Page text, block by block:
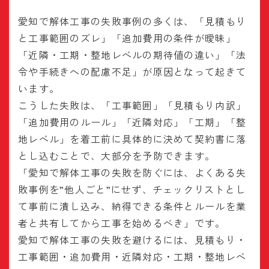
愛知で解体工事の失敗事例の多くは、「見積もり
と工事範囲のズレ」「追加費用の条件が曖昧」
「近隣・工期・整地レベルの期待値の違い」「法
令や手続きへの配慮不足」が原因となって起きて
います。
こうした失敗は、「工事範囲」「見積もり内訳」
「追加費用のルール」「近隣対応」「工期」「整
地レベル」を着工前に具体的に決めて契約書に落
とし込むことで、大部分を予防できます。
「愛知で解体工事の失敗を防ぐには、よくある失
敗事例を”他人ごと”にせず、チェックリストとし
て事前に潰し込み、納得できる条件とルールを業
者と共有してから工事を始めるべき」です。
愛知で解体工事の失敗を避けるには、見積もり・
工事範囲・追加費用・近隣対応・工期・整地レベ